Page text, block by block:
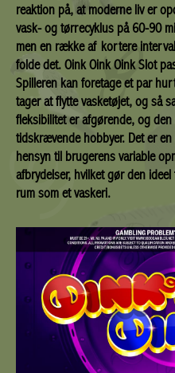
reaktion på, at moderne liv er
vask- og tørrecyklus på 60-90
men en række af kortere
folde det. Oink Oink Oink Slot
Spilleren kan foretage et par
tager at flytte vasketøjet, og så
fleksibilitet er afgørende, og
tidskrævende hobbyer. Det er
hensyn til brugerens variable
afbrydelser, hvilket gør den
rum som et vaskeri.